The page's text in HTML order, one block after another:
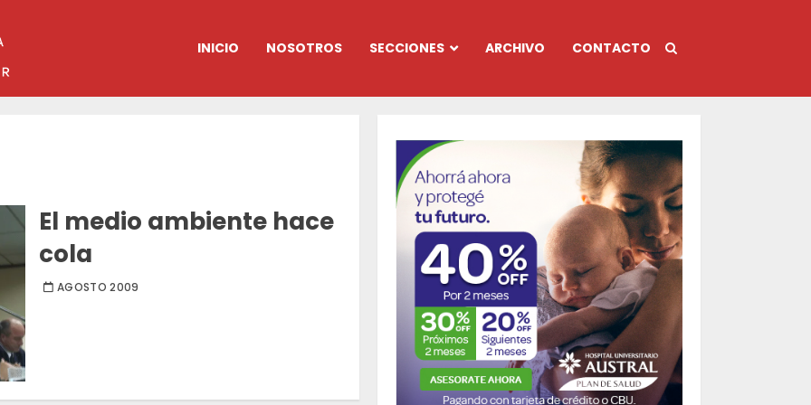
INICIO NOSOTROS SECCIONES ARCHIVO CONTACTO
El medio ambiente hace
cola
AGOSTO 2009